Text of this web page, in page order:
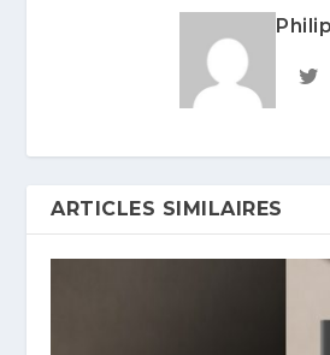
ARTICLES SIMILAIRES